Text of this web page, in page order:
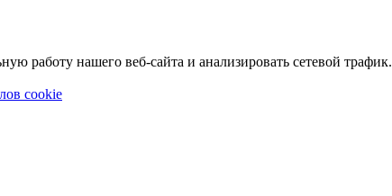
работу нашего веб-сайта и анализировать сетевой трафик.
cookie